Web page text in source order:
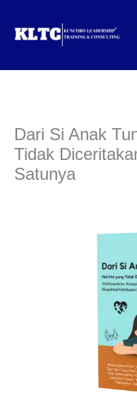
Dari Si Anak
Tidak
Satunya